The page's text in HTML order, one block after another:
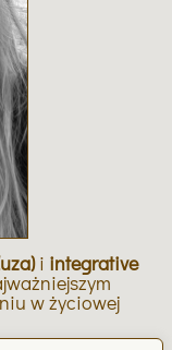
i integrative
w życiowej